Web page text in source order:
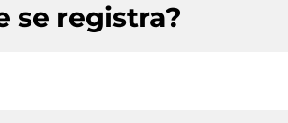
se registra?